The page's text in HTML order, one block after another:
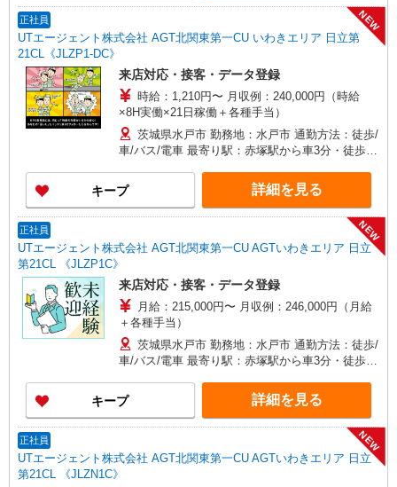
正社員
UTエージェント株式会社 AGT北関東第一CU いわきエリア 日立第
21CL《JLZP1-DC》
NEW
来店対応・接客・データ登録
時給：1,210円〜 月収例：240,000円（時給
×8H実働×21日稼働＋各種手当）
茨城県水戸市 勤務地：水戸市 通勤方法：徒歩/
車/バス/電車 最寄り駅：赤塚駅から車3分・徒歩10
キープ 詳細を見る
正社員
UTエージェント株式会社 AGT北関東第一CU AGTいわきエリア 日立
第21CL 《JLZP1C》
NEW
来店対応・接客・データ登録
月給：215,000円〜 月収例：246,000円（月給
＋各種手当）
茨城県水戸市 勤務地：水戸市 通勤方法：徒歩/
車/バス/電車 最寄り駅：赤塚駅から車3分・徒歩10
キープ 詳細を見る
正社員
UTエージェント株式会社 AGT北関東第一CU AGTいわきエリア 日立
第21CL 《JLZN1C》
NEW